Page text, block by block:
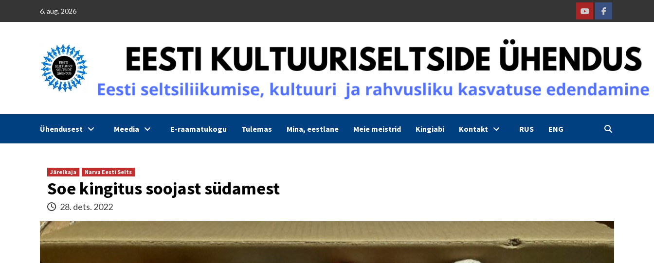
6. aug. 2026
YoutubeFacebook
Ühendusest Meedia E-raamatukogu Tulemas Mina, eestlane Meie meistrid Kingiabi Kontakt RUS ENG
Järelkaja Narva Eesti Selts
Soe kingitus soojast südamest
28. dets. 2022